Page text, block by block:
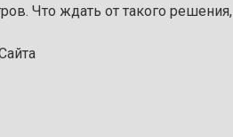
Что ждать от такого решения,